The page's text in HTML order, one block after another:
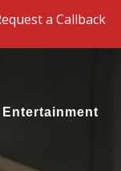
a Callback